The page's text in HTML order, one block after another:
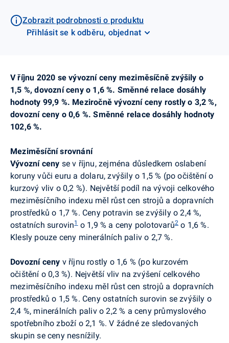
Zobrazit podrobnosti o produktu
Přihlásit se k odběru, objednat
V říjnu 2020 se vývozní ceny meziměsíčně zvýšily o
1,5 %, dovozní ceny o 1,6 %. Směnné relace dosáhly
hodnoty 99,9 %. Meziročně vývozní ceny rostly o 3,2 %,
dovozní ceny o 0,6 %. Směnné relace dosáhly hodnoty
102,6 %.
Meziměsíční srovnání
Vývozní ceny se v říjnu, zejména důsledkem oslabení
koruny vůči euru a dolaru, zvýšily o 1,5 % (po očištění o
kurzový vliv o 0,2 %). Největší podíl na vývoji celkového
meziměsíčního indexu měl růst cen strojů a dopravních
prostředků o 1,7 %. Ceny potravin se zvýšily o 2,4 %,
ostatních surovin1o 1,9 % a ceny polotovarů2 o 1,6 %.
Klesly pouze ceny minerálních paliv o 2,7 %.
Dovozní ceny v říjnu rostly o 1,6 % (po kurzovém
očištění o 0,3 %). Největší vliv na zvýšení celkového
meziměsíčního indexu měl růst cen strojů a dopravních
prostředků o 1,5 %. Ceny ostatních surovin se zvýšily o
2,4 %, minerálních paliv o 2,2 % a ceny průmyslového
spotřebního zboží o 2,1 %. V žádné ze sledovaných
skupin se ceny nesnížily.